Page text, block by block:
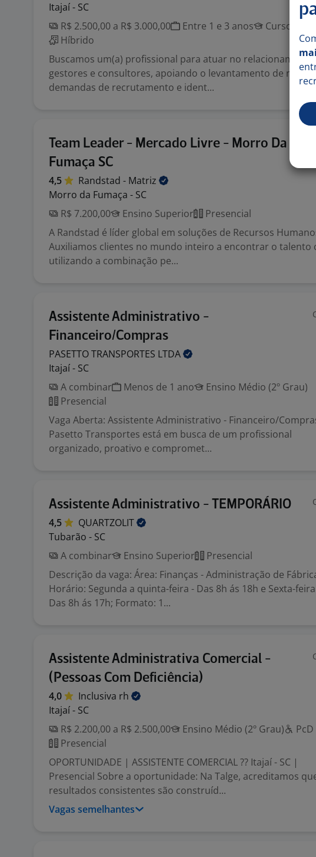
Itajaí - SC
R$ 2.500,00 a R$ 3.000,00
Entre 1 e 3 anos
Curso
Híbrido
Buscamos um(a) profissional para atuar no
gestores e consultores, apoiando o levantamento de novas
demandas de recrutamento e ident...
Team Leader - Mercado Livre - Morro Da
Fumaça SC
4,5 Randstad - Matriz
Morro da Fumaça - SC
R$ 7.200,00
Ensino Superior
Presencial
A Randstad é líder global em soluções de Recursos
Auxiliamos clientes no mundo inteiro a encontrar o talento
utilizando a combinação pe...
Assistente Administrativo -
Financeiro/Compras
PASETTO TRANSPORTES LTDA
Itajaí - SC
A combinar
Menos de 1 ano
Ensino Médio (2º Grau)
Presencial
Vaga Aberta: Assistente Administrativo - Financeiro/
Pasetto Transportes está em busca de um profissional
organizado, proativo e compromet...
Assistente Administrativo - TEMPORÁRIO
4,5
QUARTZOLIT
Tubarão - SC
A combinar
Ensino Superior
Presencial
Descrição da vaga: Área: Finanças - Administração de
Horário: Segunda a quinta-feira - Das 8h ás 18h e Sexta-
Das 8h ás 17h; Formato: 1...
Assistente Administrativa Comercial -
(Pessoas Com Deficiência)
4,0 Inclusiva rh
Itajaí - SC
R$ 2.200,00 a R$ 2.500,00
Ensino Médio (2º Grau)
PcD
Presencial
OPORTUNIDADE | ASSISTENTE COMERCIAL ?? Itajaí - SC |
Presencial Sobre a oportunidade: Na Talge, acreditamos
resultados consistentes são construíd...
Vagas semelhantes